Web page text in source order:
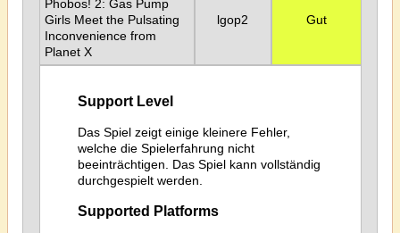
Phobos! 2: Gas Pump
Girls Meet the Pulsating
Inconvenience from
Planet X
lgop2 Gut
Support Level
Das Spiel zeigt einige kleinere Fehler,
welche die Spielerfahrung nicht
beeinträchtigen. Das Spiel kann vollständig
durchgespielt werden.
Supported Platforms